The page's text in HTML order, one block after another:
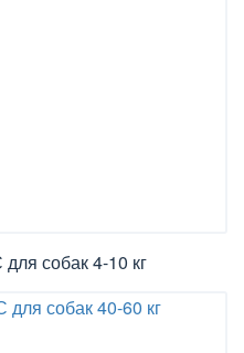
собак 4-10 кг